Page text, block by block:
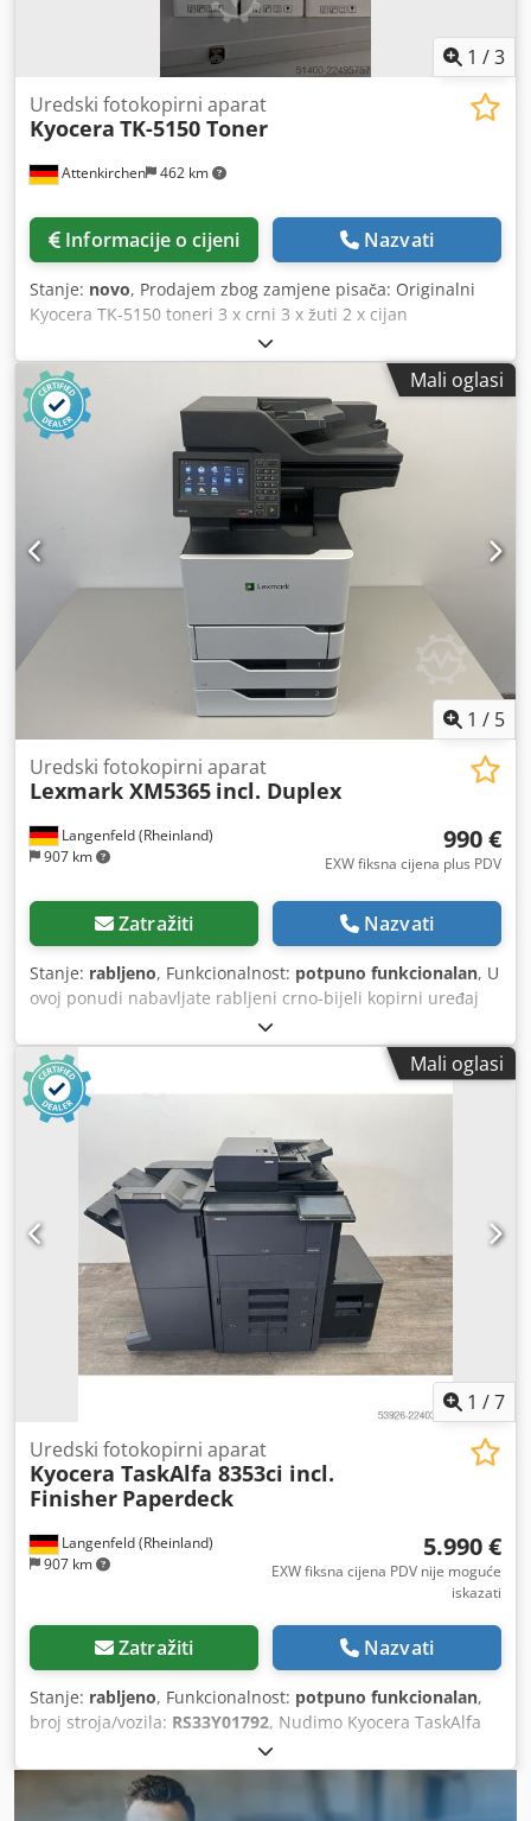
1 /3
Attenkirchen 462 km
Uredski fotokopirni aparat
Kyocera TK-5150 Toner
Informacije o cijeni Nazvati
Stanje: novo, Prodajem zbog zamjene pisača: Originalni
Kyocera TK-5150 toneri 3 x crni 3 x žuti 2 x cijan
Crjdpfxszruuqo Akksf 3 x magenta Prodaja uz račun uz
prethodnu uplatu. Ciljana cijena je 60 % od maloprodajne
cijene.
Mali oglasi
1 / 5
Langenfeld (Rheinland)
907 km
Uredski fotokopirni aparat
Lexmark XM5365 incl. Duplex
990 €
EXW fiksna cijena plus PDV
Zatražiti Nazvati
Stanje: rabljeno, Funkcionalnost: potpuno funkcionalan, U
ovoj ponudi nabavljate rabljeni crno-bijeli kopirni uređaj
„Lexmark XM5365”. Crodpfozpw Nfjx Akkof Predmet
prodaje: 1x Lexmark XM5365 sa sljedećom opremom:
uključujući dvostrani ADF / R-ADF Broj kopija: Ukupno: cca.
2931 Stanje: Ova ponuda odnosi se na rabljeni uređaj koji
može imati tragove korištenja (manje ogrebotine ili žutilo).
Uređaj je testiran i funkcionalan. Na fotografiji se može
vidjeti probni ispis. Pakiranje i dostava: Rado ćemo vam
omogućiti da pogledate uređaj tijekom našeg radnog
vremena. Molimo vas da se dogovorite za termin! Moguće
je osigurati pakiranje prikladno za transport morem i
dostavu u cijelom svijetu, na zahtjev! Prije slanja ili
preuzimanja, snimit ćemo videozapis s testiranjem
funkcionalnosti uređaja. Za dodatne informacije, slobodno
nas kontaktirajte osobno.
Mali oglasi
1 /7
Langenfeld (Rheinland)
907 km
Uredski fotokopirni aparat
Kyocera TaskAlfa 8353ci incl.
Finisher Paperdeck
5.990 €
EXW fiksna cijena PDV nije moguće
iskazati
Zatražiti Nazvati
Stanje: rabljeno, Funkcionalnost: potpuno funkcionalan,
broj stroja/vozila: RS33Y01792, Nudimo Kyocera TaskAlfa
8353ci, višefunkcijski sustav u boji. Predmet prodaje: 1 x
Kyocera TaskAlfa 8353ci sa sljedećom opremom: - Ladica
za papir - Jedinica za doradu (heftfinisher) - Ormarić za